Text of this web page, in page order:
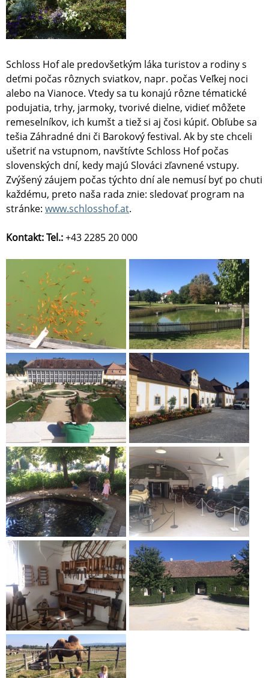
Schloss Hof ale predovšetkým láka turistov a rodiny s
deťmi počas rôznych sviatkov, napr. počas Veľkej noci
alebo na Vianoce. Vtedy sa tu konajú rôzne tématické
podujatia, trhy, jarmoky, tvorivé dielne, vidieť môžete
remeselníkov, ich kumšt a tiež si aj čosi kúpiť. Obľube sa
tešia Záhradné dni či Barokový festival. Ak by ste chceli
ušetriť na vstupnom, navštívte Schloss Hof počas
slovenských dní, kedy majú Slováci zľavnené vstupy.
Zvýšený záujem počas týchto dní ale nemusí byť po chuti
každému, preto naša rada znie: sledovať program na
stránke: www.schlosshof.at.
Kontakt: Tel.:+43 2285 20 000